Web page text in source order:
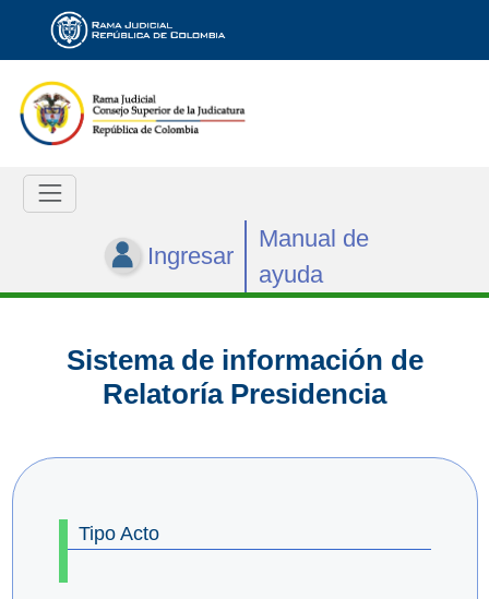
Ingresar
Manual de
ayuda
Sistema de información de
Relatoría Presidencia
Tipo Acto